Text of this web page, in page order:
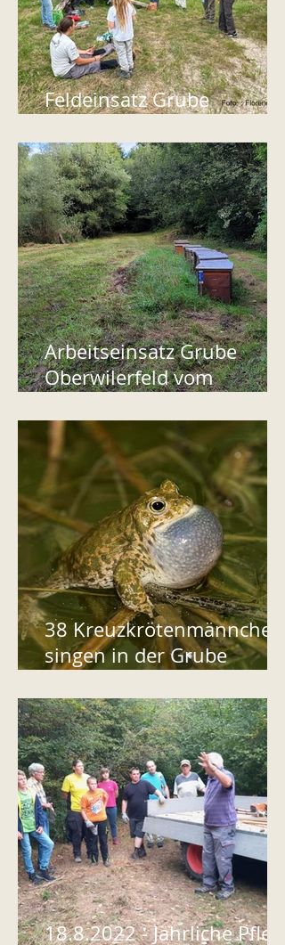
Feldeinsatz Grube
Arbeitseinsatz Grube
Oberwilerfeld vom
38 Kreuzkrötenmännchen
singen in der Grube
18.8.2022 - Jährliche Pflege